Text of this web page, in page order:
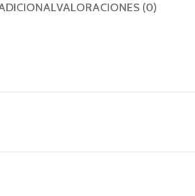
VALORACIONES (0)